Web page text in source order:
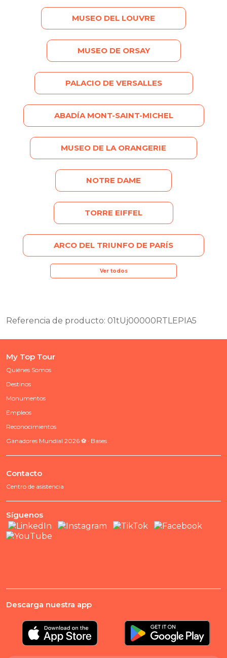
MUSEO DEL LOUVRE
MUSEO DE ORSAY
PALACIO DE VERSALLES
ABADÍA MONT-SAINT-MICHEL
MUSEO DE LA ORANGERIE
NOTRE DAME
TORRE EIFFEL
ARCO DEL TRIUNFO DE PARÍS
Ver todos
Referencia de producto: 01tUj00000RTLEPIA5
My Top Tour
Quiénes Somos
Destinos
Monumentos
Empleos
Reconocimientos
Ganadores Mundial 2026 ⚽ · Bases
Contacto
Centro de asistencia
Síguenos
Descarga nuestra app